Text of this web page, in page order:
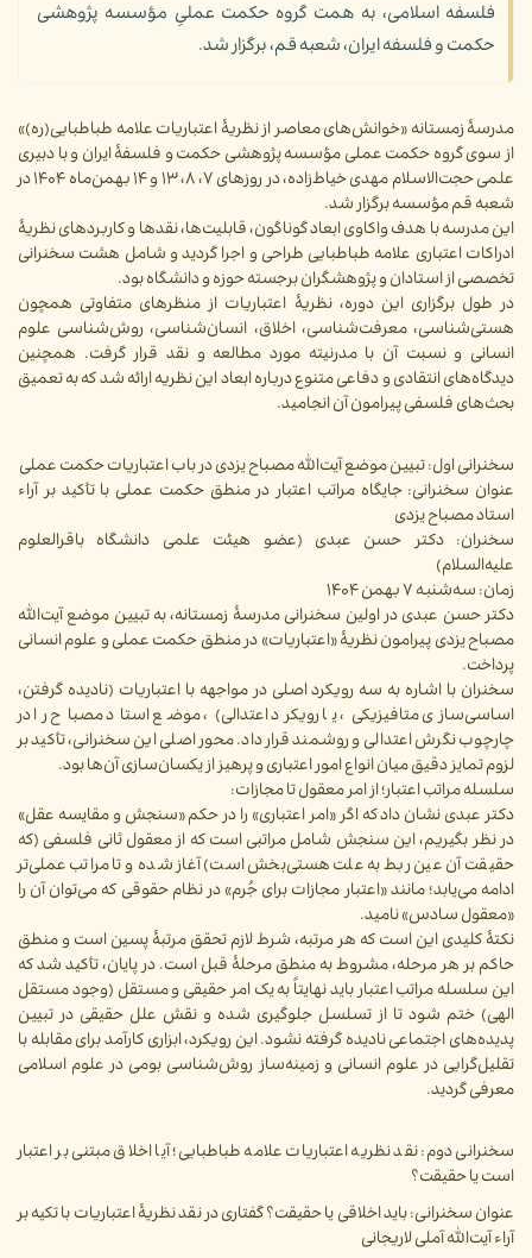
فلسفه اسلامی، به همت گروه حکمت عملیِ مؤسسه پژوهشی
حکمت و فلسفه ایران، شعبه قم، برگزار شد.
مدرسۀ زمستانه «خوانش‌های معاصر از نظریۀ اعتباریات علامه طباطبایی(ره)»
از سوی گروه حکمت عملی مؤسسه پژوهشی حکمت و فلسفۀ ایران و با دبیری
علمی حجت‌الاسلام مهدی خیاط‌زاده، در روزهای ۷، ۸، ۱۳ و ۱۴ بهمن‌ماه ۱۴۰۴ در
شعبه قم مؤسسه برگزار شد.
این مدرسه با هدف واکاوی ابعاد گوناگون، قابلیت‌ها، نقدها و کاربردهای نظریۀ
ادراکات اعتباری علامه طباطبایی طراحی و اجرا گردید و شامل هشت سخنرانی
تخصصی از استادان و پژوهشگران برجسته حوزه و دانشگاه بود.
در طول برگزاری این دوره، نظریۀ اعتباریات از منظرهای متفاوتی همچون
هستی‌شناسی، معرفت‌شناسی، اخلاق، انسان‌شناسی، روش‌شناسی علوم
انسانی و نسبت آن با مدرنیته مورد مطالعه و نقد قرار گرفت. همچنین
دیدگاه‌های انتقادی و دفاعی متنوع درباره ابعاد این نظریه ارائه شد که به تعمیق
بحث‌های فلسفی پیرامون آن انجامید.
سخنرانی اول: تبیین موضع آیت‌الله مصباح یزدی در باب اعتباریات حکمت عملی
عنوان سخنرانی: جایگاه مراتب اعتبار در منطق حکمت عملی با تأکید بر آراء
استاد مصباح یزدی
سخنران: دکتر حسن عبدی (عضو هیئت علمی دانشگاه باقرالعلوم
علیه‌السلام)
زمان: سه‌شنبه ۷ بهمن ۱۴۰۴
دکتر حسن عبدی در اولین سخنرانی مدرسۀ زمستانه، به تبیین موضع آیت‌الله
مصباح یزدی پیرامون نظریۀ «اعتباریات» در منطق حکمت عملی و علوم انسانی
پرداخت.
سخنران با اشاره به سه رویکرد اصلی در مواجهه با اعتباریات (نادیده گرفتن،
اساسی‌سازی متافیزیکی، یا رویکرد اعتدالی)، موضع استاد مصباح را در
چارچوب نگرش اعتدالی و روشمند قرار داد. محور اصلی این سخنرانی، تأکید بر
لزوم تمایز دقیق میان انواع امور اعتباری و پرهیز از یکسان‌سازی آن‌ها بود.
سلسله مراتب اعتبار؛ از امر معقول تا مجازات:
دکتر عبدی نشان داد که اگر «امر اعتباری» را در حکم «سنجش و مقایسه عقل»
در نظر بگیریم، این سنجش شامل مراتبی است که از معقول ثانی فلسفی (که
حقیقت آن عین ربط به علت هستی‌بخش است) آغاز شده و تا مراتب عملی‌تر
ادامه می‌یابد؛ مانند «اعتبار مجازات برای جُرم» در نظام حقوقی که می‌توان آن را
«معقول سادس» نامید.
نکتۀ کلیدی این است که هر مرتبه، شرط لازم تحقق مرتبۀ پسین است و منطق
حاکم بر هر مرحله، مشروط به منطق مرحلۀ قبل است. در پایان، تأکید شد که
این سلسله مراتب اعتبار باید نهایتاً به یک امر حقیقی و مستقل (وجود مستقل
الهی) ختم شود تا از تسلسل جلوگیری شده و نقش علل حقیقی در تبیین
پدیده‌های اجتماعی نادیده گرفته نشود. این رویکرد، ابزاری کارآمد برای مقابله با
تقلیل‌گرایی در علوم انسانی و زمینه‌ساز روش‌شناسی بومی در علوم اسلامی
معرفی گردید.
سخنرانی دوم: نقد نظریه اعتباریات علامه طباطبایی؛ آیا اخلاق مبتنی بر اعتبار
است یا حقیقت؟
عنوان سخنرانی: باید اخلاقی یا حقیقت؟ گفتاری در نقد نظریۀ اعتباریات با تکیه بر
آراء آیت‌الله آملی لاریجانی